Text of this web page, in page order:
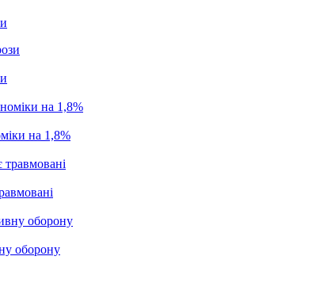
на 1,8%
оборону